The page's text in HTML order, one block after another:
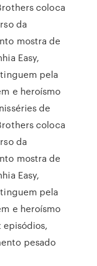
coloca
da
mostra de
Easy,
pela
e heroísmo
de
coloca
da
mostra de
Easy,
pela
e heroísmo
episódios,
pesado